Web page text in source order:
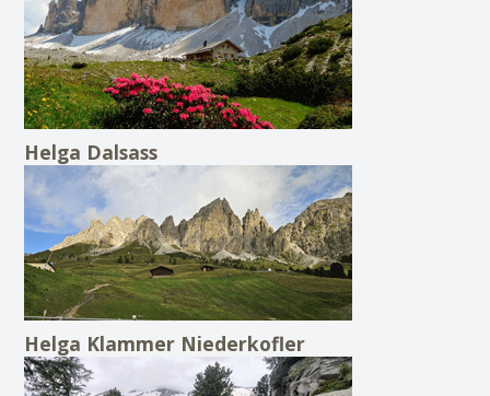
Helga Dalsass
Helga Klammer Niederkofler